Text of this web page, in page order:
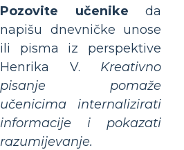
Pozovite učenike da
napišu dnevničke unose
ili pisma iz perspektive
Henrika V. Kreativno
pisanje pomaže
učenicima internalizirati
informacije i pokazati
razumijevanje.